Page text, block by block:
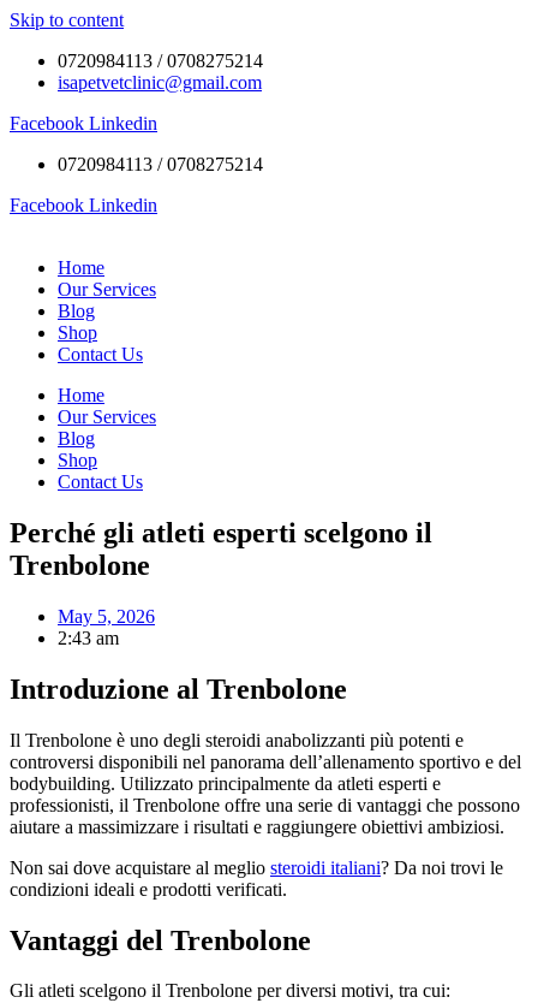
Skip to content
0720984113 / 0708275214
isapetvetclinic@gmail.com
Facebook Linkedin
0720984113 / 0708275214
Facebook Linkedin
Home
Our Services
Blog
Shop
Contact Us
Home
Our Services
Blog
Shop
Contact Us
Perché gli atleti esperti scelgono il
Trenbolone
May 5, 2026
2:43 am
Introduzione al Trenbolone
Il Trenbolone è uno degli steroidi anabolizzanti più potenti e
controversi disponibili nel panorama dell’allenamento sportivo e del
bodybuilding. Utilizzato principalmente da atleti esperti e
professionisti, il Trenbolone offre una serie di vantaggi che possono
aiutare a massimizzare i risultati e raggiungere obiettivi ambiziosi.
Non sai dove acquistare al meglio steroidi italiani? Da noi trovi le
condizioni ideali e prodotti verificati.
Vantaggi del Trenbolone
Gli atleti scelgono il Trenbolone per diversi motivi, tra cui: